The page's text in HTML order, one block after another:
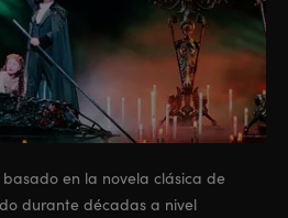
en la novela clásica de
durante décadas a nivel